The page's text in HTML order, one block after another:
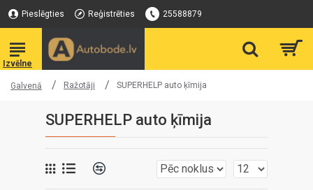
Pieslēgties Reģistrēties 25588879
Galvenā Ražotāji SUPERHELP auto ķīmija
SUPERHELP auto ķīmija